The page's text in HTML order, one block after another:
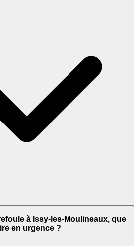
à Issy-les-Moulineaux, que
en urgence ?